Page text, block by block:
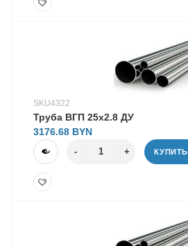
SKU4322
Труба ВГП 25х2.8 ДУ
3176.68
КУПИТЬ